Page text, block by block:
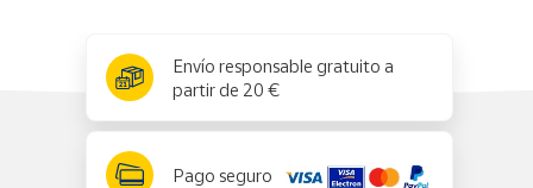
Envío responsable gratuito a
partir de 20 €
Pago seguro